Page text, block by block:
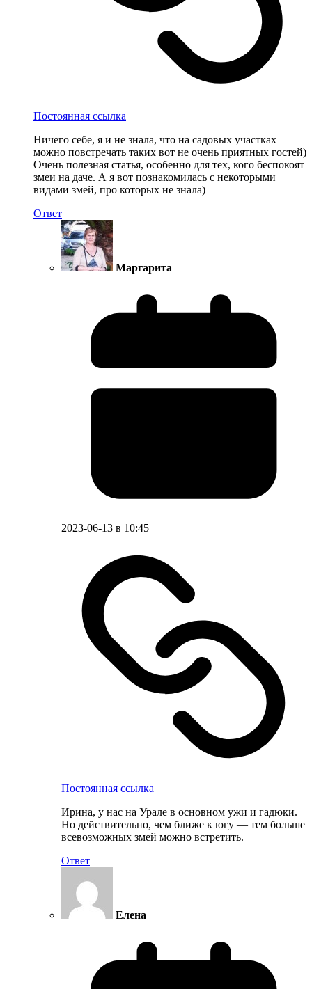
Постоянная ссылка
Ничего себе, я и не знала, что на садовых участках
можно повстречать таких вот не очень приятных гостей)
Очень полезная статья, особенно для тех, кого беспокоят
змеи на даче. А я вот познакомилась с некоторыми
видами змей, про которых не знала)
Ответ
Маргарита
2023-06-13 в 10:45
Постоянная ссылка
Ирина, у нас на Урале в основном ужи и гадюки.
Но действительно, чем ближе к югу — тем больше
всевозможных змей можно встретить.
Ответ
Елена